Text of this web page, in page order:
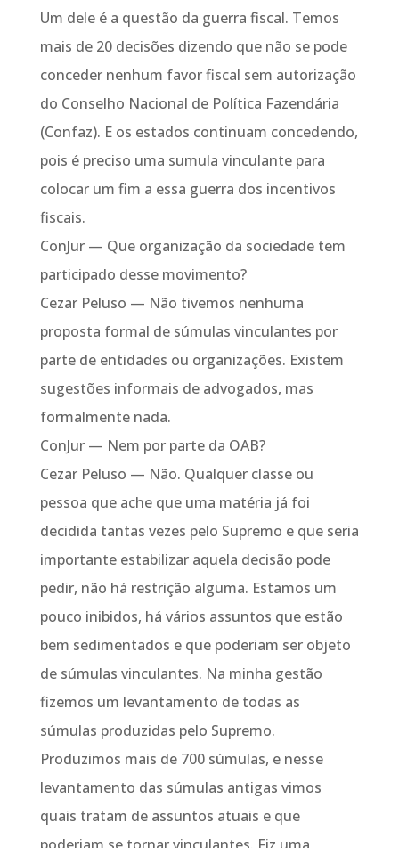
Um dele é a questão da guerra fiscal. Temos
mais de 20 decisões dizendo que não se pode
conceder nenhum favor fiscal sem autorização
do Conselho Nacional de Política Fazendária
(Confaz). E os estados continuam concedendo,
pois é preciso uma sumula vinculante para
colocar um fim a essa guerra dos incentivos
fiscais.
ConJur — Que organização da sociedade tem
participado desse movimento?
Cezar Peluso — Não tivemos nenhuma
proposta formal de súmulas vinculantes por
parte de entidades ou organizações. Existem
sugestões informais de advogados, mas
formalmente nada.
ConJur — Nem por parte da OAB?
Cezar Peluso — Não. Qualquer classe ou
pessoa que ache que uma matéria já foi
decidida tantas vezes pelo Supremo e que seria
importante estabilizar aquela decisão pode
pedir, não há restrição alguma. Estamos um
pouco inibidos, há vários assuntos que estão
bem sedimentados e que poderiam ser objeto
de súmulas vinculantes. Na minha gestão
fizemos um levantamento de todas as
súmulas produzidas pelo Supremo.
Produzimos mais de 700 súmulas, e nesse
levantamento das súmulas antigas vimos
quais tratam de assuntos atuais e que